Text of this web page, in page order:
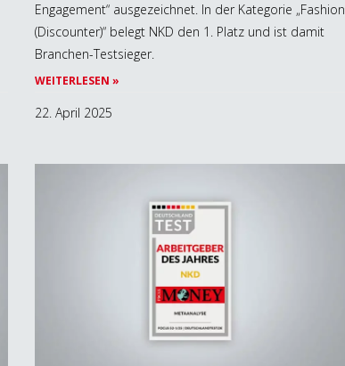
Engagement“ ausgezeichnet. In der Kategorie „Fashion
(Discounter)“ belegt NKD den 1. Platz und ist damit
Branchen-Testsieger.
WEITERLESEN »
22. April 2025